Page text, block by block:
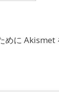
に Akismet